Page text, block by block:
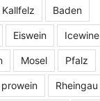
Baden
Eiswein Icewine
Mosel Pfalz
prowein Rheingau